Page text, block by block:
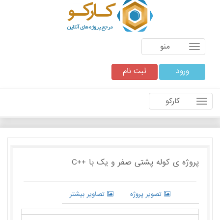
منو
ورود ثبت نام
کارکو
پروژه ی کوله پشتی صفر و یک با ++C
تصاویر بیشتر تصویر پروژه